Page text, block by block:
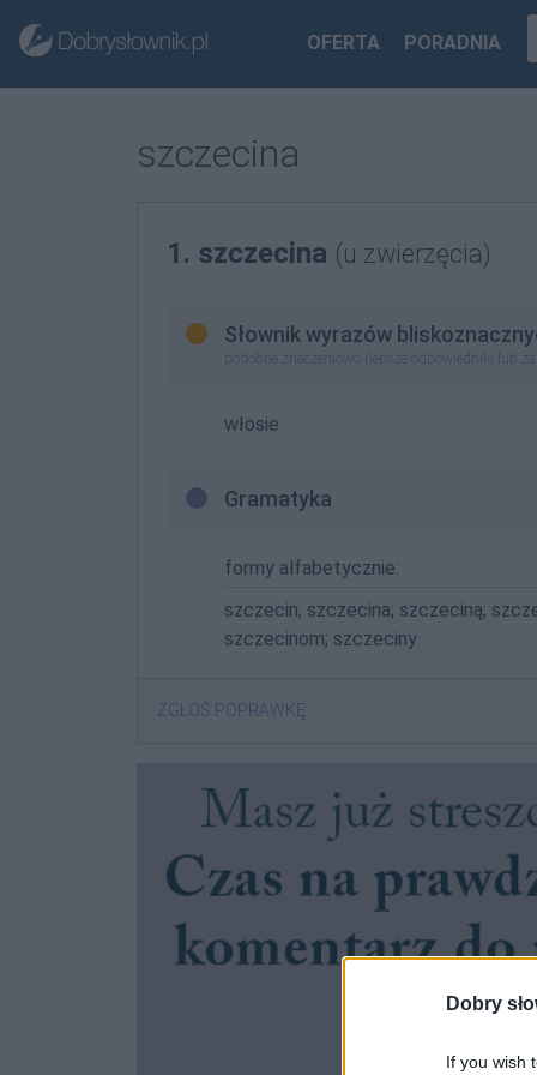
Dobry
If you wish
OFERTA PORADNIA
szczecina
1. szczecina (u zwierzęcia)
Słownik wyrazów
podobne znaczeniowo (lepsze odpowiedniki lub
włosie
Gramatyka
formy alfabetycznie:
szczecin; szczecina; szczeciną;
szczecinom; szczeciny
ZGŁOŚ POPRAWKĘ